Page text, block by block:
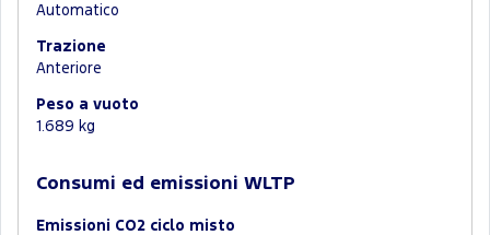
Automatico
Trazione
Anteriore
Peso a vuoto
1.689 kg
Consumi ed emissioni WLTP
Emissioni CO2 ciclo misto